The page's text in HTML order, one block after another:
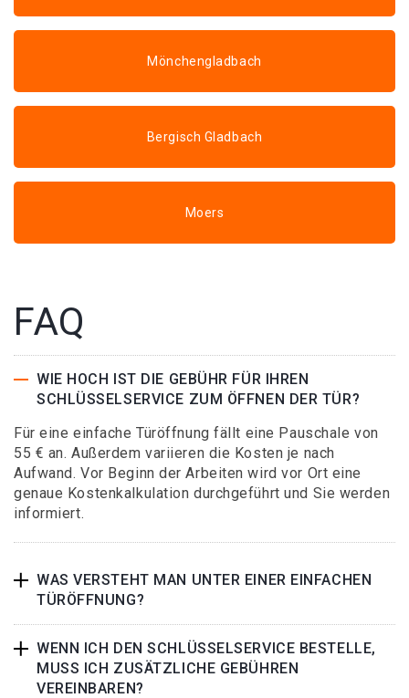
Mönchengladbach
Bergisch Gladbach
Moers
FAQ
WIE HOCH IST DIE GEBÜHR FÜR IHREN
SCHLÜSSELSERVICE ZUM ÖFFNEN DER TÜR?
Für eine einfache Türöffnung fällt eine Pauschale von
55 € an. Außerdem variieren die Kosten je nach
Aufwand. Vor Beginn der Arbeiten wird vor Ort eine
genaue Kostenkalkulation durchgeführt und Sie werden
informiert.
WAS VERSTEHT MAN UNTER EINER EINFACHEN
TÜRÖFFNUNG?
WENN ICH DEN SCHLÜSSELSERVICE BESTELLE,
MUSS ICH ZUSÄTZLICHE GEBÜHREN
VEREINBAREN?